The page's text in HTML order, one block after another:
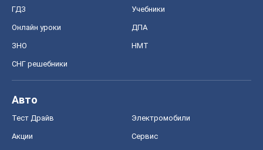
ГДЗ Учебники
Онлайн уроки ДПА
ЗНО НМТ
СНГ решебники
Авто
Тест Драйв Электромобили
Акции Сервис